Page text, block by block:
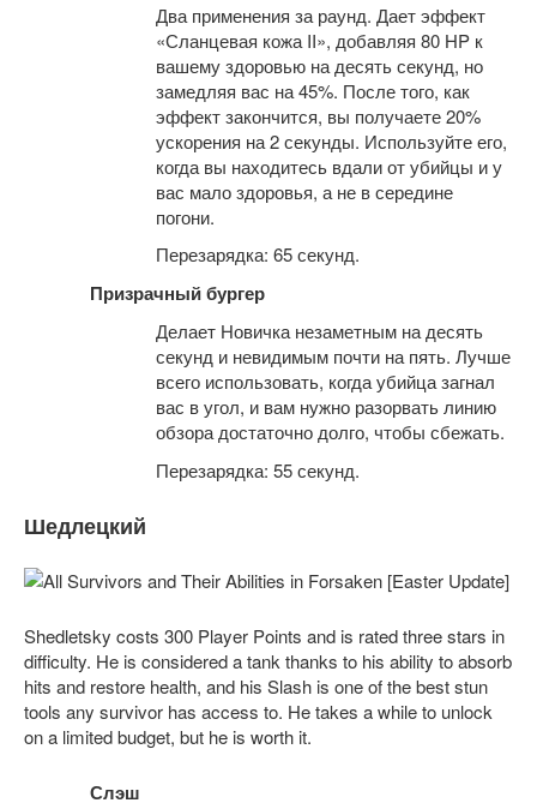
Два применения за раунд. Дает эффект
«Сланцевая кожа II», добавляя 80 HP к
вашему здоровью на десять секунд, но
замедляя вас на 45%. После того, как
эффект закончится, вы получаете 20%
ускорения на 2 секунды. Используйте его,
когда вы находитесь вдали от убийцы и у
вас мало здоровья, а не в середине
погони.
Перезарядка: 65 секунд.
Призрачный бургер
Делает Новичка незаметным на десять
секунд и невидимым почти на пять. Лучше
всего использовать, когда убийца загнал
вас в угол, и вам нужно разорвать линию
обзора достаточно долго, чтобы сбежать.
Перезарядка: 55 секунд.
Шедлецкий
Shedletsky costs 300 Player Points and is rated three stars in
difficulty. He is considered a tank thanks to his ability to absorb
hits and restore health, and his Slash is one of the best stun
tools any survivor has access to. He takes a while to unlock
on a limited budget, but he is worth it.
Слэш